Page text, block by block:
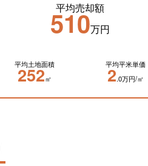
平均売却額
510万円
平均土地面積
252㎡
平均平米単価
2.0万円/㎡